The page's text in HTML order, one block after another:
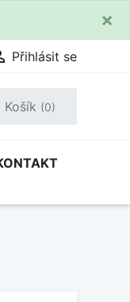
×
Přihlásit se
Košík (0)